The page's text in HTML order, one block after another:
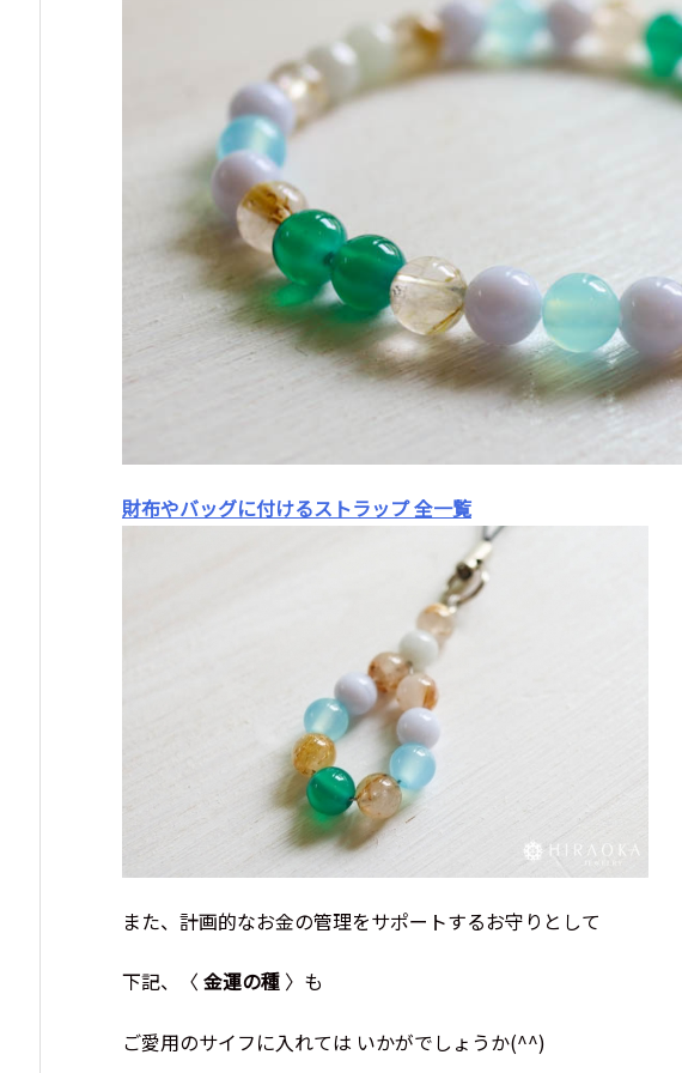
財布やバッグに付けるストラップ 全一覧
また、計画的なお金の管理をサポートするお守りとして
下記、〈 金運の種 〉も
ご愛用のサイフに入れては いかがでしょうか(^^)